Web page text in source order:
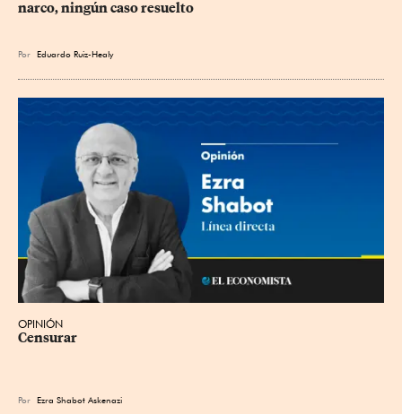
narco, ningún caso resuelto
Por Eduardo Ruiz-Healy
OPINIÓN
Censurar
Por Ezra Shabot Askenazi